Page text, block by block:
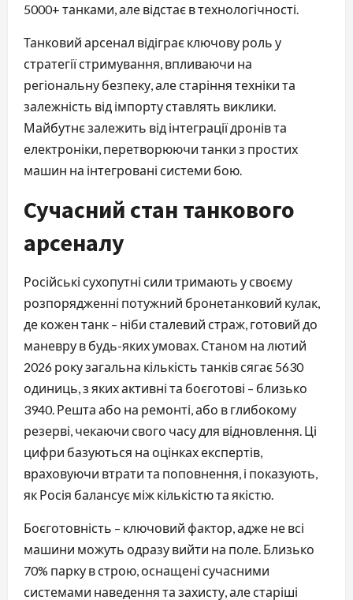
5000+ танками, але відстає в технологічності.
Танковий арсенал відіграє ключову роль у
стратегії стримування, впливаючи на
регіональну безпеку, але старіння техніки та
залежність від імпорту ставлять виклики.
Майбутнє залежить від інтеграції дронів та
електроніки, перетворюючи танки з простих
машин на інтегровані системи бою.
Сучасний стан танкового
арсеналу
Російські сухопутні сили тримають у своєму
розпорядженні потужний бронетанковий кулак,
де кожен танк – ніби сталевий страж, готовий до
маневру в будь-яких умовах. Станом на лютий
2026 року загальна кількість танків сягає 5630
одиниць, з яких активні та боєготові – близько
3940. Решта або на ремонті, або в глибокому
резерві, чекаючи свого часу для відновлення. Ці
цифри базуються на оцінках експертів,
враховуючи втрати та поповнення, і показують,
як Росія балансує між кількістю та якістю.
Боєготовність – ключовий фактор, адже не всі
машини можуть одразу вийти на поле. Близько
70% парку в строю, оснащені сучасними
системами наведення та захисту, але старіші